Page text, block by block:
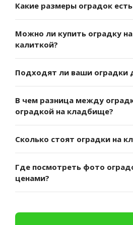
Какие размеры оградок
Можно ли купить оградку
калиткой?
Подходят ли ваши оградки
В чем разница между
оградкой на кладбище?
Сколько стоят оградки на
Где посмотреть фото
ценами?